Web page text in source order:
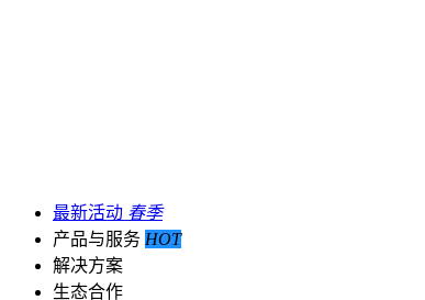
最新活动 春季
产品与服务 HOT
解决方案
生态合作